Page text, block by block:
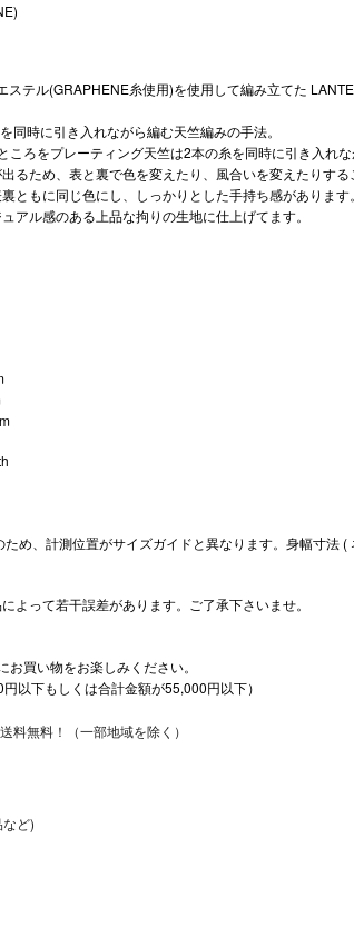
ステル(GRAPHENE糸使用)を使用して編み立てた
同時に引き入れながら編む天竺編みの手法。
ろをプレーティング天竺は2本の糸を同時に引き入れな
るため、表と裏で色を変えたり、風合いを変えたりする
ともに同じ色にし、しっかりとした手持ち感がありま
アル感のある上品な拘りの生地に仕上げてます。
め、計測位置がサイズガイドと異なります。身幅寸法
よって若干誤差があります。ご了承下さいませ。
買い物をお楽しみください。
以下もしくは合計金額が55,000円以下）
料無料！（一部地域を除く）
ど)